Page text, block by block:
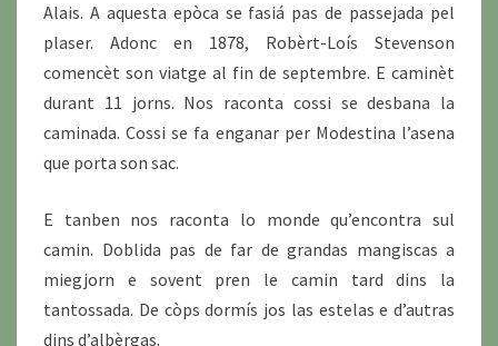
Alais. A aquesta epòca se fasiá pas de passejada pel
plaser. Adonc en 1878, Robèrt-Loís Stevenson
comencèt son viatge al fin de septembre. E caminèt
durant 11 jorns. Nos raconta cossi se desbana la
caminada. Cossi se fa enganar per Modestina l’asena
que porta son sac.
E tanben nos raconta lo monde qu’encontra sul
camin. Doblida pas de far de grandas mangiscas a
miegjorn e sovent pren le camin tard dins la
tantossada. De còps dormís jos las estelas e d’autras
dins d’albèrgas.